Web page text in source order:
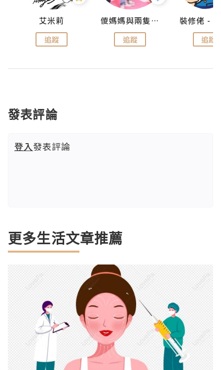
艾米莉
追蹤
儍媽媽與兩隻小魔怪之家
追蹤 追蹤
發表評論
登入發表評論
更多生活文章推薦